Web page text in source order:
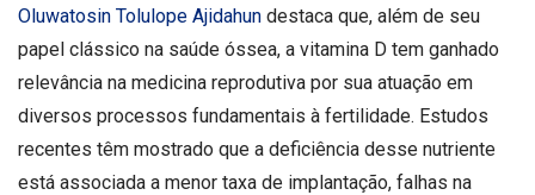
Oluwatosin Tolulope Ajidahun destaca que, além de seu
papel clássico na saúde óssea, a vitamina D tem ganhado
relevância na medicina reprodutiva por sua atuação em
diversos processos fundamentais à fertilidade. Estudos
recentes têm mostrado que a deficiência desse nutriente
está associada a menor taxa de implantação, falhas na